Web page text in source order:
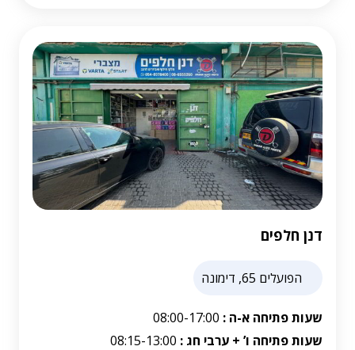
דנן חלפים
הפועלים 65, דימונה
שעות פתיחה א-ה : 08:00-17:00
שעות פתיחה ו’ + ערבי חג : 08:15-13:00